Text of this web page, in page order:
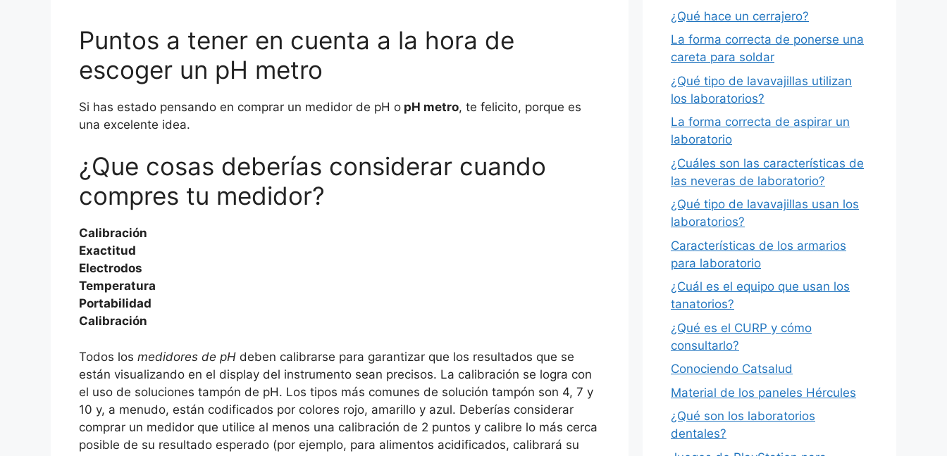
Puntos a tener en cuenta a la hora de
escoger un pH metro
Si has estado pensando en comprar un medidor de pH o pH metro, te felicito, porque es
una excelente idea.
¿Que cosas deberías considerar cuando
compres tu medidor?
Calibración
Exactitud
Electrodos
Temperatura
Portabilidad
Calibración
Todos los medidores de pH deben calibrarse para garantizar que los resultados que se
están visualizando en el display del instrumento sean precisos. La calibración se logra con
el uso de soluciones tampón de pH. Los tipos más comunes de solución tampón son 4, 7 y
10 y, a menudo, están codificados por colores rojo, amarillo y azul. Deberías considerar
comprar un medidor que utilice al menos una calibración de 2 puntos y calibre lo más cerca
posible de su resultado esperado (por ejemplo, para alimentos acidificados, calibrará su
¿Qué hace un cerrajero?
La forma correcta de ponerse una
careta para soldar
¿Qué tipo de lavavajillas utilizan
los laboratorios?
La forma correcta de aspirar un
laboratorio
¿Cuáles son las características de
las neveras de laboratorio?
¿Qué tipo de lavavajillas usan los
laboratorios?
Características de los armarios
para laboratorio
¿Cuál es el equipo que usan los
tanatorios?
¿Qué es el CURP y cómo
consultarlo?
Conociendo Catsalud
Material de los paneles Hércules
¿Qué son los laboratorios
dentales?